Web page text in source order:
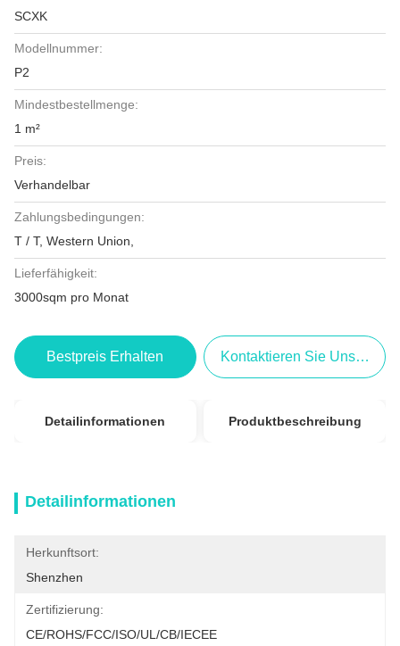
SCXK
Modellnummer:
P2
Mindestbestellmenge:
1 m²
Preis:
Verhandelbar
Zahlungsbedingungen:
T / T, Western Union,
Lieferfähigkeit:
3000sqm pro Monat
Bestpreis Erhalten Kontaktieren Sie Uns Jetzt
Detailinformationen Produktbeschreibung
Detailinformationen
Herkunftsort:
Shenzhen
Zertifizierung:
CE/ROHS/FCC/ISO/UL/CB/IECEE